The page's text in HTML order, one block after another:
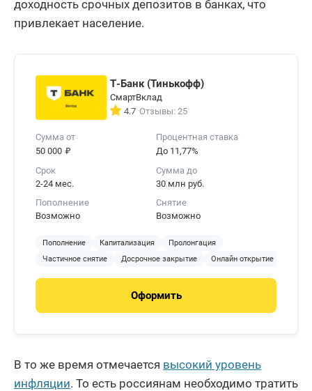
доходность срочных депозитов в банках, что
привлекает население.
Т-Банк (Тинькофф)
СмартВклад
4.7 Отзывы: 25
Сумма от
50 000 ₽
Процентная ставка
До 11,77%
Срок
2-24 мес.
Сумма до
30 млн руб.
Пополнение
Возможно
Снятие
Возможно
Пополнение Капитализация
Пролонгация
Частичное снятие
Досрочное закрытие Онлайн открытие
Оформить
В то же время отмечается высокий уровень
инфляции. То есть россиянам необходимо тратить